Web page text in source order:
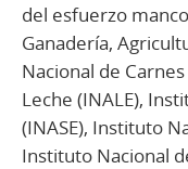
del esfuerzo
Ganadería,
Nacional de
Leche (INALE),
(INASE), Instituto
Instituto Nacional